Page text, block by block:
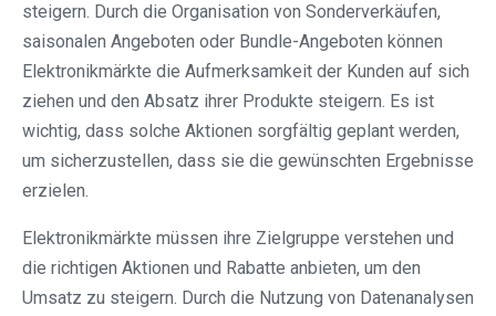
steigern. Durch die Organisation von Sonderverkäufen,
saisonalen Angeboten oder Bundle-Angeboten können
Elektronikmärkte die Aufmerksamkeit der Kunden auf sich
ziehen und den Absatz ihrer Produkte steigern. Es ist
wichtig, dass solche Aktionen sorgfältig geplant werden,
um sicherzustellen, dass sie die gewünschten Ergebnisse
erzielen.
Elektronikmärkte müssen ihre Zielgruppe verstehen und
die richtigen Aktionen und Rabatte anbieten, um den
Umsatz zu steigern. Durch die Nutzung von Datenanalysen